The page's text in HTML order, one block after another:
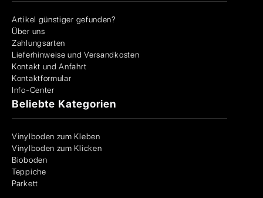
Artikel günstiger gefunden?
Über uns
Zahlungsarten
Lieferhinweise und Versandkosten
Kontakt und Anfahrt
Kontaktformular
Info-Center
Beliebte Kategorien
Vinylboden zum Kleben
Vinylboden zum Klicken
Bioboden
Teppiche
Parkett